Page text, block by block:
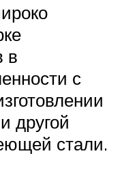
в
с
другой
стали.